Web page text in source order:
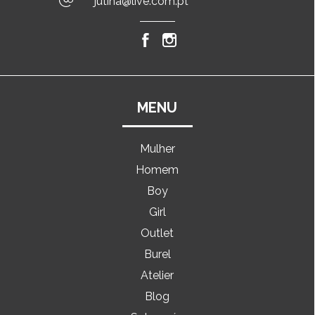
MENU
Mulher
Homem
Boy
Girl
Outlet
Burel
Atelier
Blog